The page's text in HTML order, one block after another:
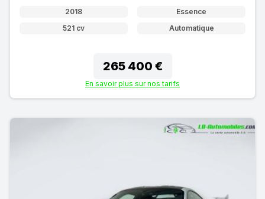
2018
Essence
521 cv
Automatique
265 400 €
En savoir plus sur nos tarifs